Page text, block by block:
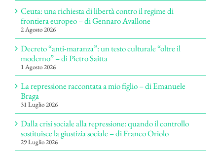
Ceuta: una richiesta di libertà contro il regime di
frontiera europeo – di Gennaro Avallone
2 Agosto 2026
Decreto “anti-maranza”: un testo culturale “oltre il
moderno” – di Pietro Saitta
1 Agosto 2026
La repressione raccontata a mio figlio – di Emanuele
Braga
31 Luglio 2026
Dalla crisi sociale alla repressione: quando il controllo
sostituisce la giustizia sociale – di Franco Oriolo
29 Luglio 2026